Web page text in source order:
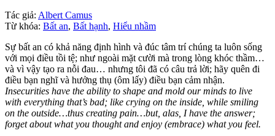
Tác giả: Albert Camus
Từ khóa: Bất an, Bất hạnh, Hiểu nhầm
Sự bất an có khả năng định hình và đúc tâm trí chúng ta luôn sống
với mọi điều tồi tệ; như ngoài mặt cười mà trong lòng khóc thầm…
và vì vậy tạo ra nỗi đau… nhưng tôi đã có câu trả lời; hãy quên đi
điều bạn nghĩ và hưởng thụ (ôm lấy) điều bạn cảm nhận.
Insecurities have the ability to shape and mold our minds to live
with everything that’s bad; like crying on the inside, while smiling
on the outside…thus creating pain…but, alas, I have the answer;
forget about what you thought and enjoy (embrace) what you feel.